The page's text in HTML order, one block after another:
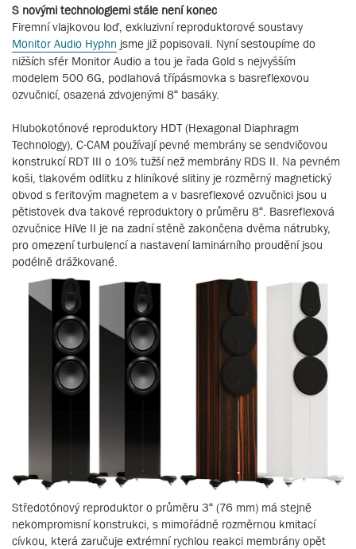
S novými technologiemi stále není konec
Firemní vlajkovou loď, exkluzivní reproduktorové soustavy
Monitor Audio Hyphn jsme již popisovali. Nyní sestoupíme do
nižších sfér Monitor Audio a tou je řada Gold s nejvyšším
modelem 500 6G, podlahová třípásmovka s basreflexovou
ozvučnicí, osazená zdvojenými 8“ basáky.
Hlubokotónové reproduktory HDT (Hexagonal Diaphragm
Technology), C-CAM používají pevné membrány se sendvičovou
konstrukcí RDT III o 10% tužší než membrány RDS II. Na pevném
koši, tlakovém odlitku z hliníkové slitiny je rozměrný magnetický
obvod s feritovým magnetem a v basreflexové ozvučnici jsou u
pětistovek dva takové reproduktory o průměru 8“. Basreflexová
ozvučnice HiVe II je na zadní stěně zakončena dvěma nátrubky,
pro omezení turbulencí a nastavení laminárního proudění jsou
podélně drážkované.
Středotónový reproduktor o průměru 3“ (76 mm) má stejně
nekompromisní konstrukci, s mimořádně rozměrnou kmitací
cívkou, která zaručuje extrémní rychlou reakci membrány opět